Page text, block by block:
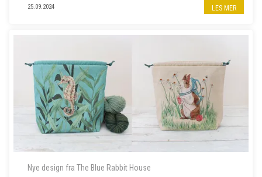
25.09.2024 LES MER
Nye design fra The Blue Rabbit House